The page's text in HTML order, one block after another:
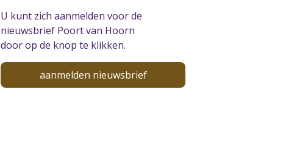
U kunt zich aanmelden voor de
nieuwsbrief Poort van Hoorn
door op de knop te klikken.
aanmelden nieuwsbrief